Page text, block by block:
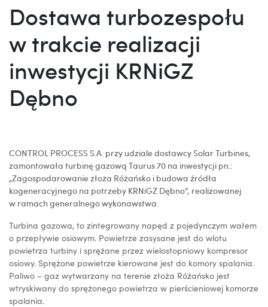
Dostawa turbozespołu
w trakcie realizacji
inwestycji KRNiGZ
Dębno
CONTROL PROCESS S.A. przy udziale dostawcy Solar Turbines,
zamontowała turbinę gazową Taurus 70 na inwestycji pn.:
„Zagospodarowanie złoża Różańsko i budowa źródła
kogeneracyjnego na potrzeby KRNiGZ Dębno”, realizowanej
w ramach generalnego wykonawstwa.
Turbina gazowa, to zintegrowany napęd z pojedynczym wałem
o przepływie osiowym. Powietrze zasysane jest do wlotu
powietrza turbiny i sprężane przez wielostopniowy kompresor
osiowy. Sprężone powietrze kierowane jest do komory spalania.
Paliwo – gaz wytwarzany na terenie złoża Różańsko jest
wtryskiwany do sprężonego powietrza w pierścieniowej komorze
spalania.